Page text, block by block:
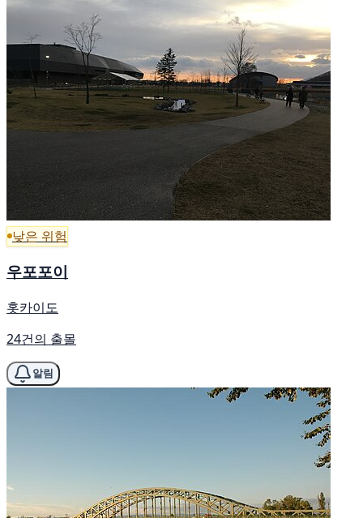
낮은 위험
우포포이
홋카이도
24건의 출몰
알림